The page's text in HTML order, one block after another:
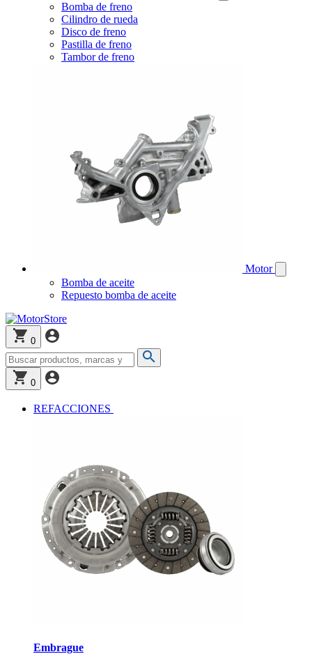
Bomba de freno
Cilindro de rueda
Disco de freno
Pastilla de freno
Tambor de freno
Motor
Bomba de aceite
Repuesto bomba de aceite
0
0
REFACCIONES
Embrague